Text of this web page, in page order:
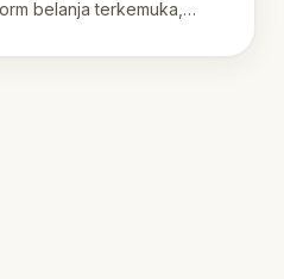
belanja terkemuka,